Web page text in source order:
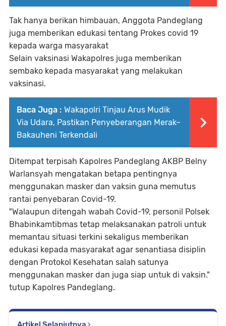
Tak hanya berikan himbauan, Anggota Pandeglang
juga memberikan edukasi tentang Prokes covid 19
kepada warga masyarakat
Selain vaksinasi Wakapolres juga memberikan
sembako kepada masyarakat yang melakukan
vaksinasi.
Baca Juga : Wakapolri Tinjau Arus Mudik
Via Udara, Pastikan Penyeberangan Merak–
Bakauheni Terkendali
Ditempat terpisah Kapolres Pandeglang AKBP Belny
Warlansyah mengatakan betapa pentingnya
menggunakan masker dan vaksin guna memutus
rantai penyebaran Covid-19.
"Walaupun ditengah wabah Covid-19, personil Polsek
Bhabinkamtibmas tetap melaksanakan patroli untuk
memantau situasi terkini sekaligus memberikan
edukasi kepada masyarakat agar senantiasa disiplin
dengan Protokol Kesehatan salah satunya
menggunakan masker dan juga siap untuk di vaksin."
tutup Kapolres Pandeglang.